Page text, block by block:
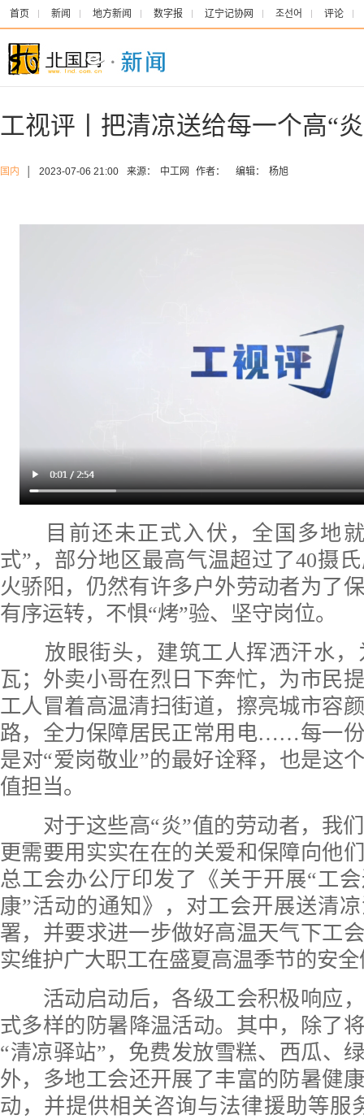
首页 新闻 地方新闻 数字报 辽宁记协网 조선어 评论
工视评丨把清凉送给每一个高“
国内 2023-07-06 21:00 来源： 中工网 作者： 编辑： 杨旭
目前还未正式入伏，全国多地
式”，部分地区最高气温超过了40摄
火骄阳，仍然有许多户外劳动者为了
有序运转，不惧“烤”验、
坚守岗位。
放眼街头，建筑工人挥洒汗水
瓦；外卖小哥在烈日下奔忙，为市民
工人冒着高温清扫街道， 擦亮城市容
路，全力保障居民正常用电……每一份
是对“爱岗敬业”的最好诠释，也是这
值担当。
对于这些高“炎”值的劳动者，我
更需要用实实在在的关爱和保障向他
总工会办公厅印发了《关于开展“工
康”活动的通知》，对工会开展送清
署，并要求进一步做好高温天气下工
实维护广大职工在盛夏高温季节的安
活动启动后，各级工会积极响应
式多样的防暑降温活动。其中，除了
“清凉驿站”，免费发放雪糕、西瓜、
外，多地工会还开展了丰富的 防暑健
动 ，并提供相关咨询与法律援助等服